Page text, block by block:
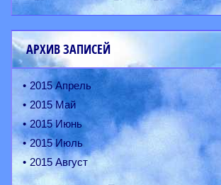
АРХИВ ЗАПИСЕЙ
2015 Апрель
2015 Май
2015 Июнь
2015 Июль
2015 Август